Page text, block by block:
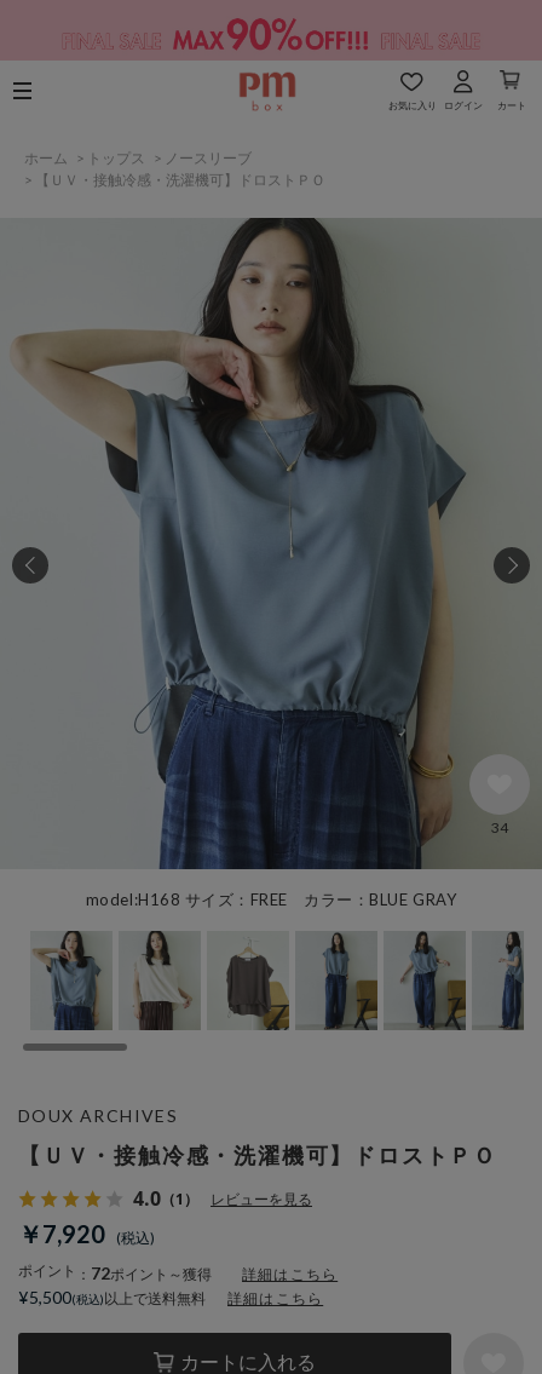
お気に入り ログイン カート
ホーム > トップス > ノースリーブ
>
【ＵＶ・接触冷感・洗濯機可】ドロストＰＯ
model:H168 サイズ：FREE カラー：BLUE GRAY
34
【ＵＶ・接触冷感・洗濯機可】ドロストＰＯ
4.0 （1） レビューを見る
￥7,920
ポイント ： 72ポイント～獲得 詳細はこちら
カートに入れる
DOUX ARCHIVES
¥5,500 以上で送料無料 詳細はこちら